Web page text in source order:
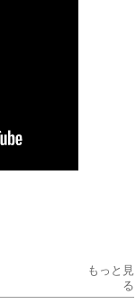
もっと見
る